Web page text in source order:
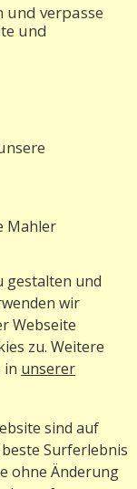
und verpasse
und
Mahler
gestalten und
wir
Webseite
zu. Weitere
in unserer
sind auf
Surferlebnis
ohne Änderung